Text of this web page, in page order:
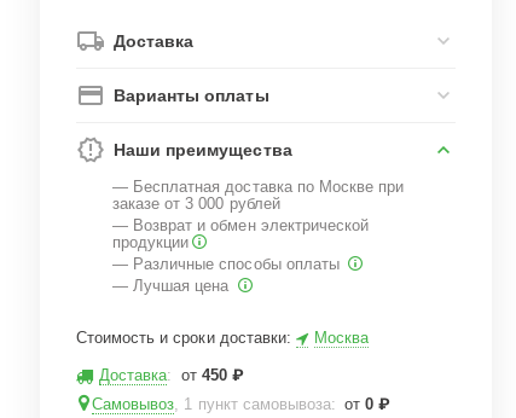
Доставка
Варианты оплаты
Наши преимущества
— Бесплатная доставка по Москве при
заказе от 3 000 рублей
— Возврат и обмен электрической
продукции
— Различные способы оплаты
— Лучшая цена
Стоимость и сроки доставки: Москва
Доставка: от 450 ₽
Самовывоз, 1 пункт самовывоза: от 0 ₽